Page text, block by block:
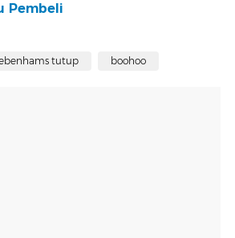
Pembeli
tutup boohoo